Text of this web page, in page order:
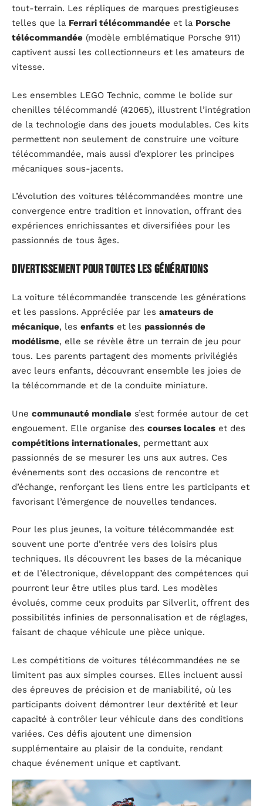
tout-terrain. Les répliques de marques prestigieuses
telles que la Ferrari télécommandée et la Porsche
télécommandée (modèle emblématique Porsche 911)
captivent aussi les collectionneurs et les amateurs de
vitesse.
Les ensembles LEGO Technic, comme le bolide sur
chenilles télécommandé (42065), illustrent l’intégration
de la technologie dans des jouets modulables. Ces kits
permettent non seulement de construire une voiture
télécommandée, mais aussi d’explorer les principes
mécaniques sous-jacents.
L’évolution des voitures télécommandées montre une
convergence entre tradition et innovation, offrant des
expériences enrichissantes et diversifiées pour les
passionnés de tous âges.
Divertissement pour toutes les générations
La voiture télécommandée transcende les générations
et les passions. Appréciée par les amateurs de
mécanique, les enfants et les passionnés de
modélisme, elle se révèle être un terrain de jeu pour
tous. Les parents partagent des moments privilégiés
avec leurs enfants, découvrant ensemble les joies de
la télécommande et de la conduite miniature.
Une communauté mondiale s’est formée autour de cet
engouement. Elle organise des courses locales et des
compétitions internationales, permettant aux
passionnés de se mesurer les uns aux autres. Ces
événements sont des occasions de rencontre et
d’échange, renforçant les liens entre les participants et
favorisant l’émergence de nouvelles tendances.
Pour les plus jeunes, la voiture télécommandée est
souvent une porte d’entrée vers des loisirs plus
techniques. Ils découvrent les bases de la mécanique
et de l’électronique, développant des compétences qui
pourront leur être utiles plus tard. Les modèles
évolués, comme ceux produits par Silverlit, offrent des
possibilités infinies de personnalisation et de réglages,
faisant de chaque véhicule une pièce unique.
Les compétitions de voitures télécommandées ne se
limitent pas aux simples courses. Elles incluent aussi
des épreuves de précision et de maniabilité, où les
participants doivent démontrer leur dextérité et leur
capacité à contrôler leur véhicule dans des conditions
variées. Ces défis ajoutent une dimension
supplémentaire au plaisir de la conduite, rendant
chaque événement unique et captivant.